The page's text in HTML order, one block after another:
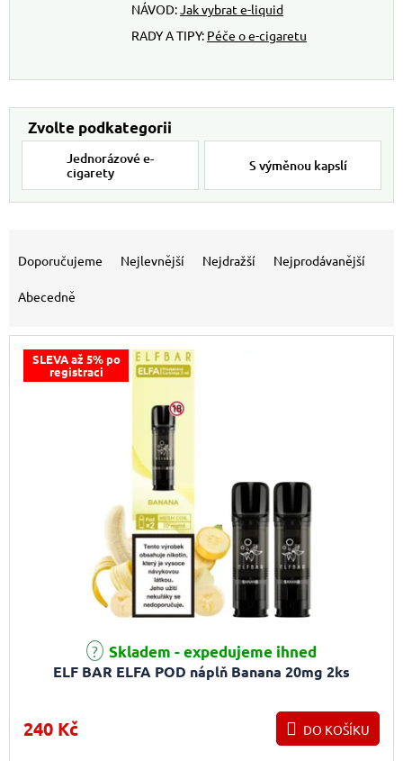
NÁVOD:Jak vybrat e-liquid
RADY A TIPY: Péče o e-cigaretu
Jednorázové e-
cigarety
S výměnou kapslí
Doporučujeme Nejlevnější Nejdražší Nejprodávanější
Abecedně
SLEVA až 5% po
registraci
ELF BAR ELFA POD náplň Banana 20mg 2ks
Skladem - expedujeme ihned
240 Kč DO KOŠÍKU